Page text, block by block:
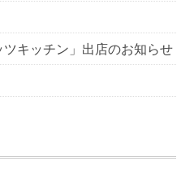
キッチン」出店のお知らせ